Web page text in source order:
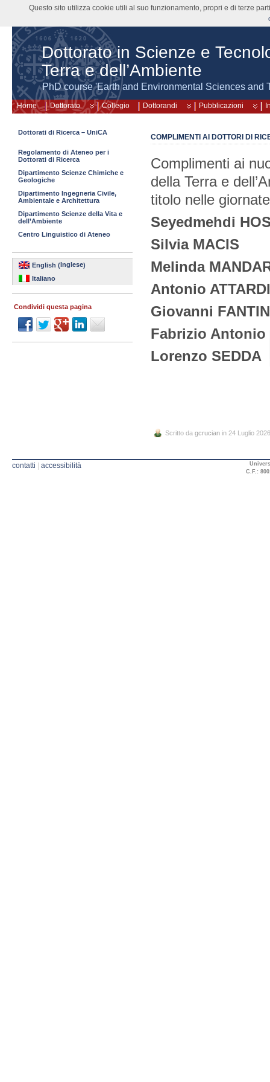
Dottorato in Scienze e
Terra e dell’Ambiente
PhD course 'Earth and Environmental Sciences and
Home Dottorato Collegio Dottorandi Pubblicazioni
COMPLIMENTI AI DOTTORI DI
Complimenti ai
della Terra e
titolo nelle
Seyedmehdi
Silvia MACIS
Melinda
Antonio ATTARDI
Giovanni
Fabrizio Antonio
Lorenzo SEDDA
Scritto da gcrucian in 24 Luglio 2026
Dottorati di Ricerca – UniCA
Regolamento di Ateneo per i
Dottorati di Ricerca
Dipartimento Scienze Chimiche e
Geologiche
Dipartimento Ingegneria Civile,
Ambientale e Architettura
Dipartimento Scienze della Vita e
dell’Ambiente
Centro Linguistico di Ateneo
English ( Inglese)
Italiano
Condividi questa pagina
contatti accessibilità
C.F.:
Questo sito utilizza cookie utili al suo funzionamento, propri e di terze